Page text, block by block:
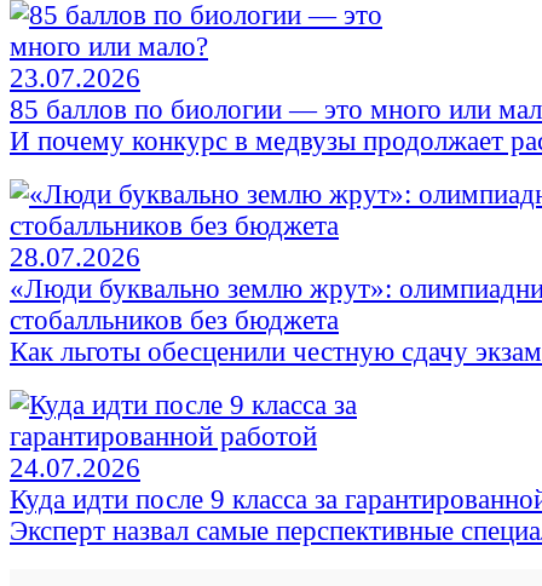
23.07.2026
85 баллов по биологии — это много или
И почему конкурс в медвузы продолжает
28.07.2026
«Люди буквально землю жрут»:
стобалльников без бюджета
Как льготы обесценили честную сдачу
24.07.2026
Куда идти после 9 класса за
Эксперт назвал самые перспективные